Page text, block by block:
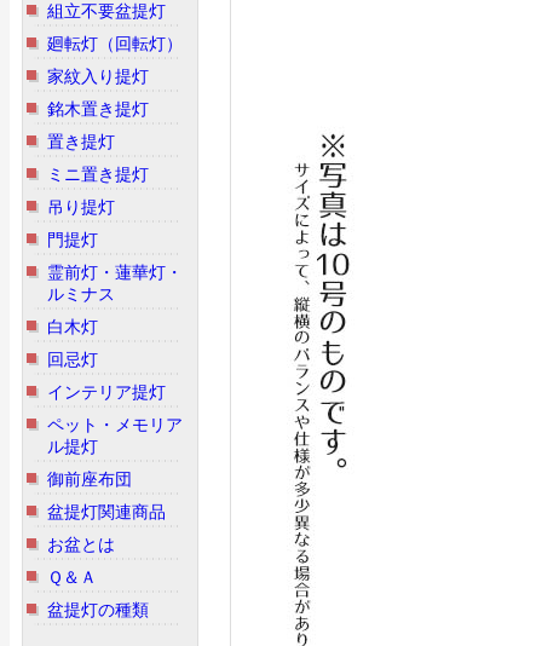
組立不要盆提灯
廻転灯（回転灯）
家紋入り提灯
銘木置き提灯
置き提灯
ミニ置き提灯
吊り提灯
門提灯
霊前灯・蓮華灯・
ルミナス
白木灯
回忌灯
インテリア提灯
ペット・メモリア
ル提灯
御前座布団
盆提灯関連商品
お盆とは
Ｑ＆Ａ
盆提灯の種類